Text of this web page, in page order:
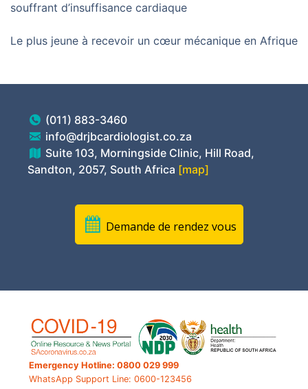
souffrant d’insuffisance cardiaque
Le plus jeune à recevoir un cœur mécanique en Afrique
(011) 883-3460
info@drjbcardiologist.co.za
Suite 103, Morningside Clinic, Hill Road,
Sandton, 2057, South Africa [map]
Demande de rendez vous
Emergency Hotline: 0800 029 999
WhatsApp Support Line: 0600-123456